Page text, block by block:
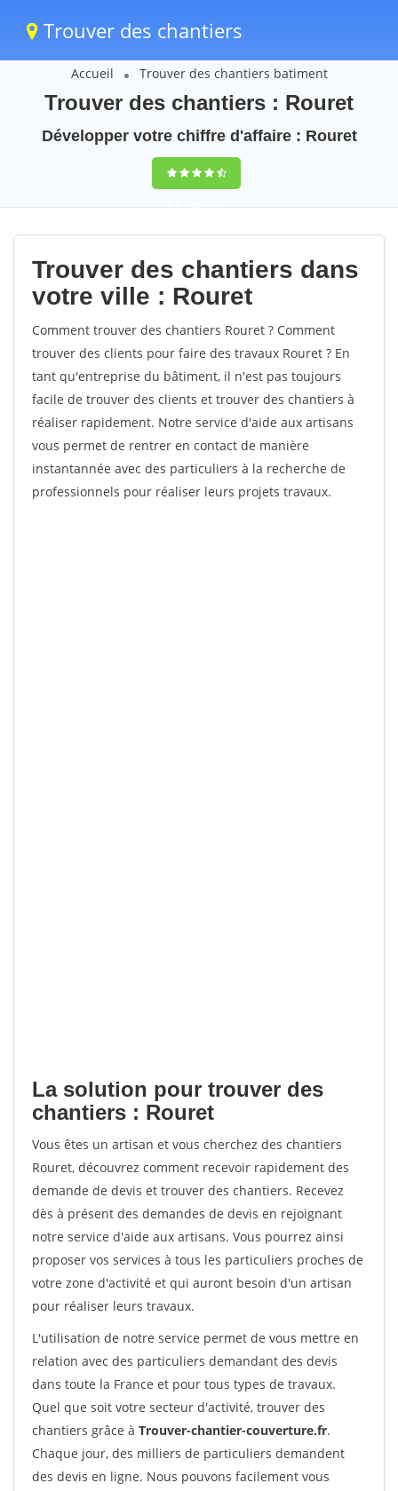
Trouver des chantiers
Accueil Trouver des chantiers batiment
Trouver des chantiers : Rouret
Développer votre chiffre d'affaire : Rouret
9,5(100%)39
votes
Trouver des chantiers dans
votre ville : Rouret
Comment trouver des chantiers Rouret ? Comment
trouver des clients pour faire des travaux Rouret ? En
tant qu'entreprise du bâtiment, il n'est pas toujours
facile de trouver des clients et trouver des chantiers à
réaliser rapidement. Notre service d'aide aux artisans
vous permet de rentrer en contact de manière
instantannée avec des particuliers à la recherche de
professionnels pour réaliser leurs projets travaux.
La solution pour trouver des
chantiers : Rouret
Vous êtes un artisan et vous cherchez des chantiers
Rouret, découvrez comment recevoir rapidement des
demande de devis et trouver des chantiers. Recevez
dès à présent des demandes de devis en rejoignant
notre service d'aide aux artisans. Vous pourrez ainsi
proposer vos services à tous les particuliers proches de
votre zone d'activité et qui auront besoin d'un artisan
pour réaliser leurs travaux.
L'utilisation de notre service permet de vous mettre en
relation avec des particuliers demandant des devis
dans toute la France et pour tous types de travaux.
Quel que soit votre secteur d'activité, trouver des
chantiers grâce à Trouver-chantier-couverture.fr.
Chaque jour, des milliers de particuliers demandent
des devis en ligne. Nous pouvons facilement vous